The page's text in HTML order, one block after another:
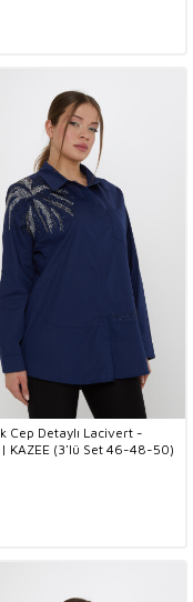
Cep Detaylı Lacivert -
KAZEE (3'lü Set 46-48-50)